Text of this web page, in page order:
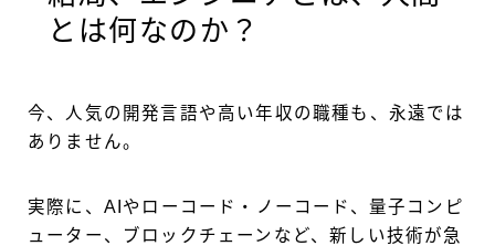
とは何なのか？
今、人気の開発言語や高い年収の職種も、永遠では
ありません。
実際に、AIやローコード・ノーコード、量子コンピ
ューター、ブロックチェーンなど、新しい技術が急